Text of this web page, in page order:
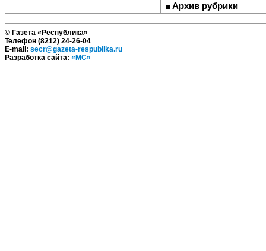
Архив рубрики
© Газета «Республика»
Телефон (8212) 24-26-04
E-mail: secr@gazeta-respublika.ru
Разработка сайта: «МС»